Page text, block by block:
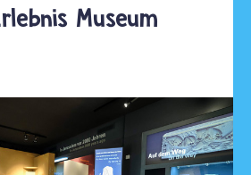
Museum